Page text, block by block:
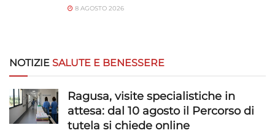
8 AGOSTO 2026
NOTIZIE SALUTE E BENESSERE
Ragusa, visite specialistiche in
attesa: dal 10 agosto il Percorso di
tutela si chiede online